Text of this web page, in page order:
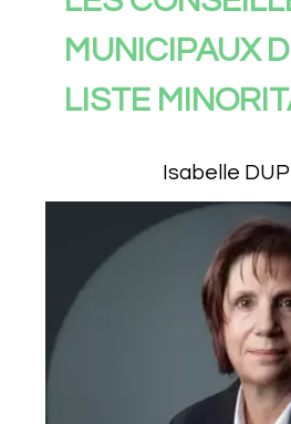
MUNICIPAUX
LISTE
Isabelle